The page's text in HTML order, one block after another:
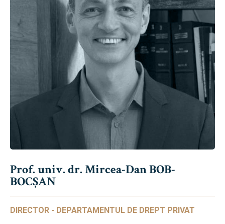
Prof. univ. dr. Mircea-Dan BOB-
BOCȘAN
DIRECTOR - DEPARTAMENTUL DE DREPT PRIVAT